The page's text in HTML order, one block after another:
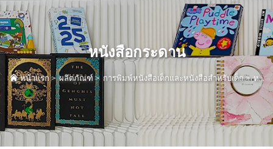
หนังสือกระดาน
หน้าแรก>ผลิตภัณฑ์> การพิมพ์หนังสือเด็กและหนังสือสำหรับเด็ก>หนังสือกระดาน